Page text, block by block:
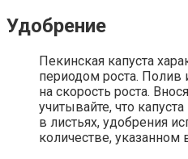
Удобрение
Пекинская капуста
периодом роста.
на скорость роста.
учитывайте, что
в листьях, удобрения
количестве, указанном